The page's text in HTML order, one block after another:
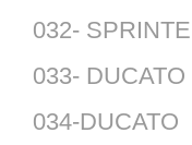
032-
033-
034-